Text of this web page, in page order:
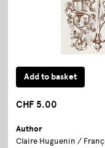
CHF 5.00
Author
Claire Huguenin /